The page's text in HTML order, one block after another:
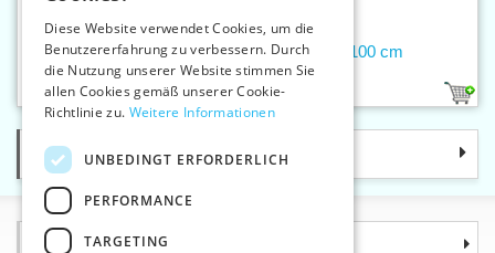
1
Rundstricknadel 6 mm addiClassic 100 cm
Kategorie
Informationen
ENGLISH
Diese Website verwendet Cookies, um die
Benutzererfahrung zu verbessern. Durch
die Nutzung unserer Website stimmen Sie
allen Cookies gemäß unserer Cookie-
Richtlinie zu. Weitere Informationen
UNBEDINGT ERFORDERLICH
PERFORMANCE
TARGETING